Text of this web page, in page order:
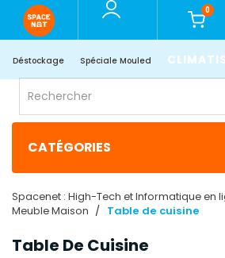
0
Déstockage Spéciale Mouled
CATÉGORIES
Spacenet : High-Tech et Informatique en
Meuble Maison
Table de cuisine
Table De Cuisine